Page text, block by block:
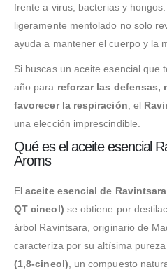
frente a virus, bacterias y
ligeramente mentolado no solo
ayuda a mantener el cuerpo y la
Si buscas un aceite esencial que
año para reforzar las defensas,
favorecer la respiración , el
una elección imprescindible.
Qué es el aceite esencial
Aroms
Elaceite esencial de
QT cineol) se obtiene por
árbol Ravintsara, originario de
caracteriza por su altísima
(1,8-cineol) , un compuesto